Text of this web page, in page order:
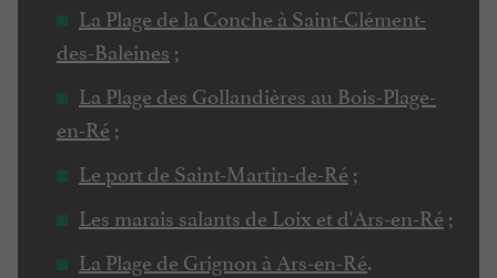
La Plage de la Conche à Saint-Clément-
des-Baleines ;
La Plage des Gollandières au Bois-Plage-
en-Ré ;
Le port de Saint-Martin-de-Ré ;
Les marais salants de Loix et d'Ars-en-Ré ;
La Plage de Grignon à Ars-en-Ré.